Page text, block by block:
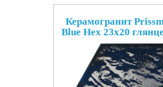
Керамогранит
Blue Hex 23x20